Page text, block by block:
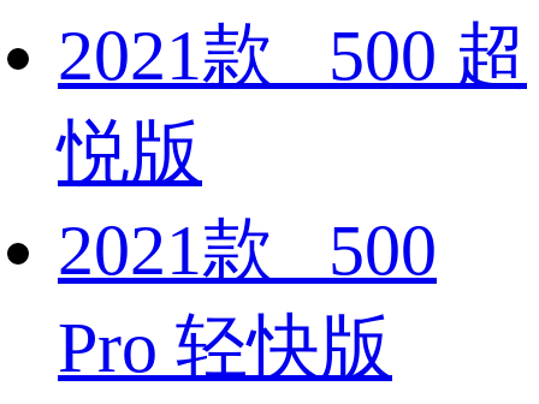
2021款 500 超
悦版
2021款 500
Pro 轻快版